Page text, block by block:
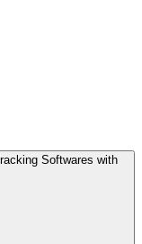
Softwares with